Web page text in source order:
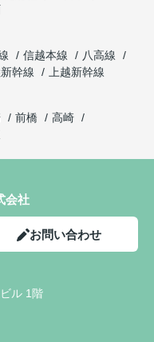
信越本線
八高線
幹線
上越新幹線
前橋
高崎
会社
お問い合わせ
ル 1階